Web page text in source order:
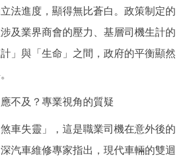
法進度，顯得無比蒼白。政策制定的
及業界商會的壓力、基層司機生計的
」與「生命」之間，政府的平衡顯然
不及？專業視角的質疑
車失靈」，這是職業司機在意外後的
汽車維修專家指出，現代車輛的雙迴